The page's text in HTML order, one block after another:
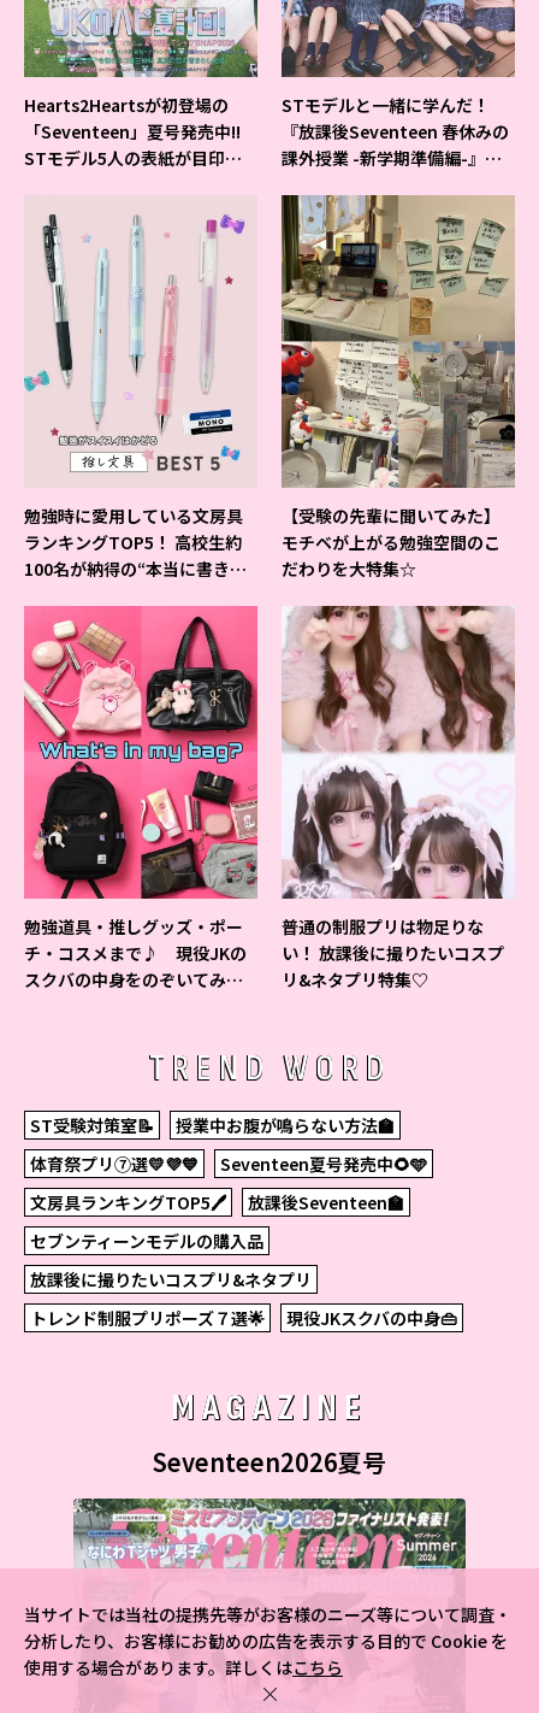
Hearts2Heartsが初登場の
「Seventeen」夏号発売中!!
STモデル5人の表紙が目印だ
STモデルと一緒に学んだ！
『放課後Seventeen 春休みの
課外授業 -新学期準備編-』イ
勉強時に愛用している文房具
ランキングTOP5！ 高校生約
100名が納得の“本当に書きや
【受験の先輩に聞いてみた】
モチベが上がる勉強空間のこ
だわりを大特集☆
勉強道具・推しグッズ・ポー
チ・コスメまで♪ 現役JKの
スクバの中身をのぞいてみ
普通の制服プリは物足りな
い！ 放課後に撮りたいコスプ
リ&ネタプリ特集♡
TREND WORD
ST受験対策室📝
授業中お腹が鳴らない方法🏫
体育祭プリ⑦選💛💜💙
Seventeen夏号発売中🌻🩵
文房具ランキングTOP5🖊
放課後Seventeen🏫
セブンティーンモデルの購入品
放課後に撮りたいコスプリ&ネタプリ
トレンド制服プリポーズ７選🌟
現役JKスクバの中身👜
MAGAZINE
Seventeen2026夏号
当サイトでは当社の提携先等がお客様のニーズ等について調査・
分析したり、お客様にお勧めの広告を表示する目的で Cookie を
使用する場合があります。詳しくはこちら